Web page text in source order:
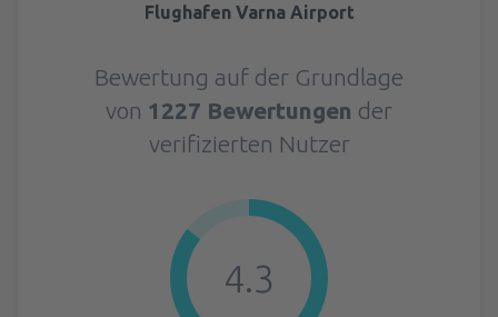
Flughafen Varna Airport
Bewertung auf der Grundlage
von 1227 Bewertungen der
verifizierten Nutzer
4.3